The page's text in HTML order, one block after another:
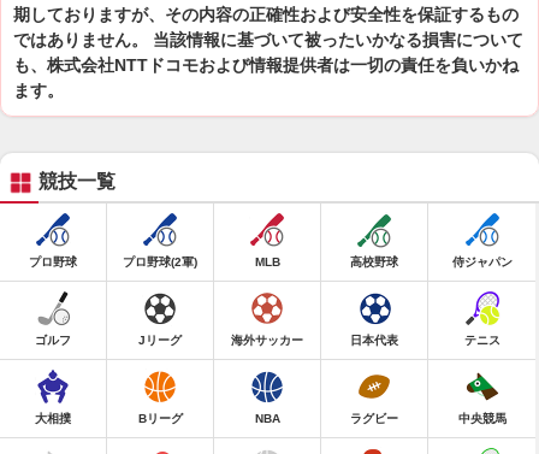
期しておりますが、その内容の正確性および安全性を保証するもの
ではありません。 当該情報に基づいて被ったいかなる損害について
も、株式会社NTTドコモおよび情報提供者は一切の責任を負いかね
ます。
競技一覧
プロ野球 プロ野球(2軍) MLB 高校野球 侍ジャパン
ゴルフ Jリーグ 海外サッカー 日本代表 テニス
大相撲 Bリーグ NBA ラグビー 中央競馬